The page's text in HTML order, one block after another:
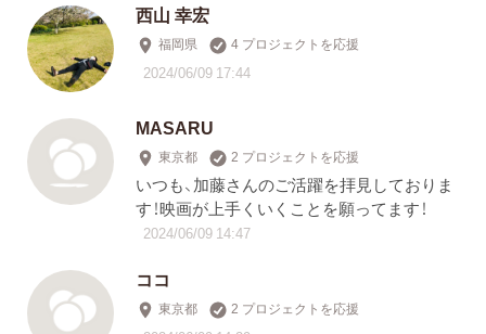
西山 幸宏
福岡県 4 プロジェクトを応援
2024/06/09 17:44
MASARU
東京都 2 プロジェクトを応援
いつも、加藤さんのご活躍を拝見しておりま
す！映画が上手くいくことを願ってます！
2024/06/09 14:47
ココ
東京都 2 プロジェクトを応援